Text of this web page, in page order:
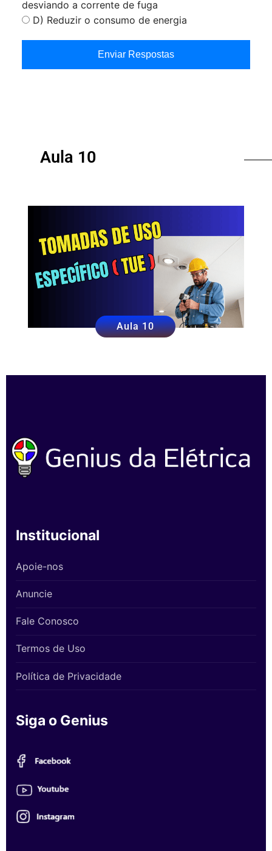
desviando a corrente de fuga
D) Reduzir o consumo de energia
Enviar Respostas
Aula 10
Aula 10
Institucional
Apoie-nos
Anuncie
Fale Conosco
Termos de Uso
Política de Privacidade
Siga o Genius